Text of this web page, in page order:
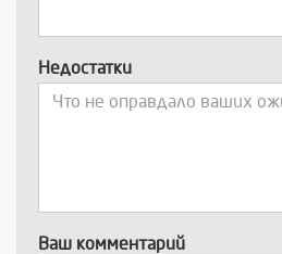
Недостатки
Ваш комментарий